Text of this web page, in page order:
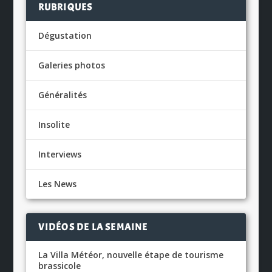
RUBRIQUES
Dégustation
Galeries photos
Généralités
Insolite
Interviews
Les News
VIDÉOS DE LA SEMAINE
La Villa Météor, nouvelle étape de tourisme
brassicole